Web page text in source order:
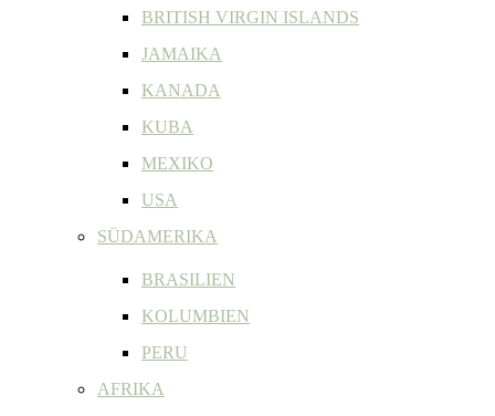
BRITISH VIRGIN ISLANDS
JAMAIKA
KANADA
KUBA
MEXIKO
USA
SÜDAMERIKA
BRASILIEN
KOLUMBIEN
PERU
AFRIKA